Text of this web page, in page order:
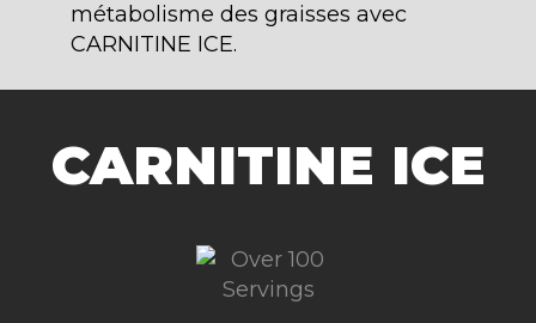
métabolisme des graisses avec
CARNITINE ICE.
CARNITINE ICE